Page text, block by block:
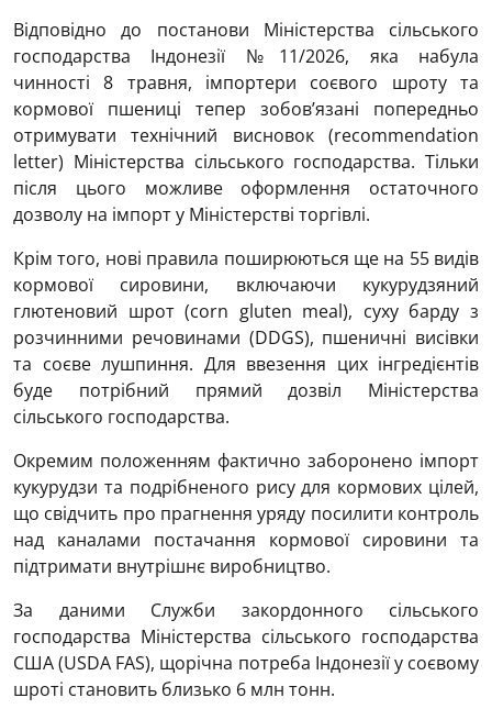
Відповідно до постанови Міністерства сільського
господарства Індонезії №11/2026, яка набула
чинності 8 травня, імпортери соєвого шроту та
кормової пшениці тепер зобов’язані попередньо
отримувати технічний висновок (recommendation
letter) Міністерства сільського господарства. Тільки
після цього можливе оформлення остаточного
дозволу на імпорт у Міністерстві торгівлі.
Крім того, нові правила поширюються ще на 55 видів
кормової сировини, включаючи кукурудзяний
глютеновий шрот (corn gluten meal), суху барду з
розчинними речовинами (DDGS), пшеничні висівки
та соєве лушпиння. Для ввезення цих інгредієнтів
буде потрібний прямий дозвіл Міністерства
сільського господарства.
Окремим положенням фактично заборонено імпорт
кукурудзи та подрібненого рису для кормових цілей,
що свідчить про прагнення уряду посилити контроль
над каналами постачання кормової сировини та
підтримати внутрішнє виробництво.
За даними Служби закордонного сільського
господарства Міністерства сільського господарства
США (USDA FAS), щорічна потреба Індонезії у соєвому
шроті становить близько 6 млн тонн.